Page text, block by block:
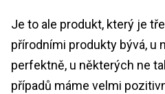
Je to ale produkt, který je
přírodními produkty bývá, u
perfektně, u některých ne
případů máme velmi